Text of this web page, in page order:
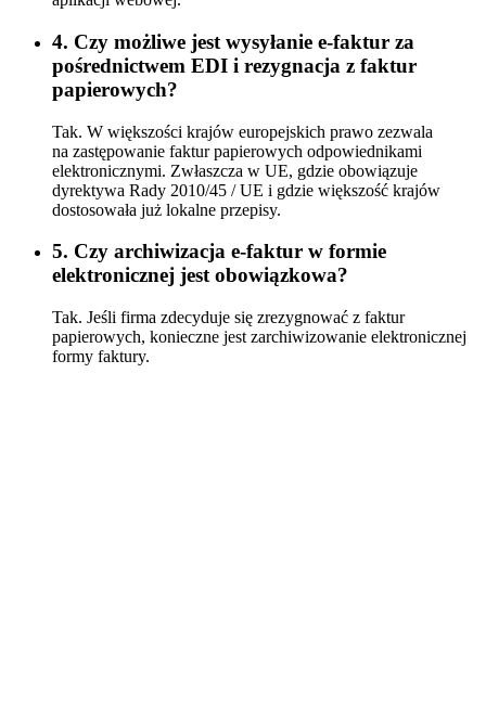
4. Czy możliwe jest wysyłanie e-faktur za
pośrednictwem EDI i rezygnacja z faktur
papierowych?
Tak. W większości krajów europejskich prawo zezwala
na zastępowanie faktur papierowych odpowiednikami
elektronicznymi. Zwłaszcza w UE, gdzie obowiązuje
dyrektywa Rady 2010/45 / UE i gdzie większość krajów
dostosowała już lokalne przepisy.
5. Czy archiwizacja e-faktur w formie
elektronicznej jest obowiązkowa?
Tak. Jeśli firma zdecyduje się zrezygnować z faktur
papierowych, konieczne jest zarchiwizowanie elektronicznej
formy faktury.